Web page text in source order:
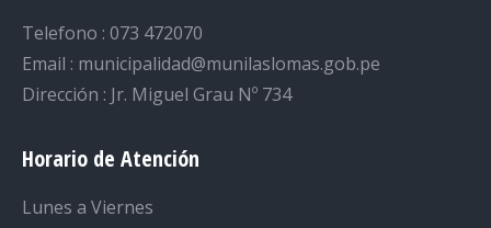
Telefono : 073 472070
Email : municipalidad@munilaslomas.gob.pe
Dirección : Jr. Miguel Grau Nº 734
Horario de Atención
Lunes a Viernes